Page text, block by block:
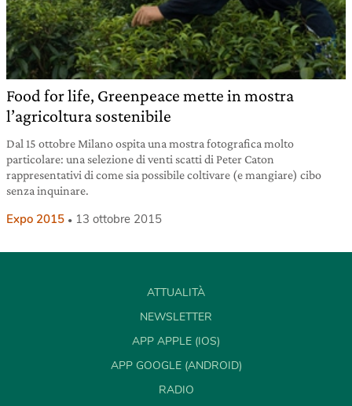
Food for life, Greenpeace mette in mostra
l’agricoltura sostenibile
Dal 15 ottobre Milano ospita una mostra fotografica molto
particolare: una selezione di venti scatti di Peter Caton
rappresentativi di come sia possibile coltivare (e mangiare) cibo
senza inquinare.
Expo 2015 13 ottobre 2015
ATTUALITÀ
NEWSLETTER
APP APPLE (IOS)
APP GOOGLE (ANDROID)
RADIO